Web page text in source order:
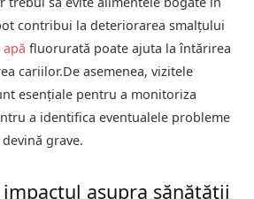
contribui la deteriorarea smalțului
apă fluorurată poate ajuta la întărirea
cariilor.De asemenea, vizitele
esențiale pentru a monitoriza
a identifica eventualele probleme
grave.
asupra sănătății